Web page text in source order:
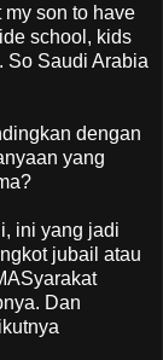
son to have
school, kids
So Saudi Arabia
dengan
yang
ini yang jadi
jubail atau
Dan